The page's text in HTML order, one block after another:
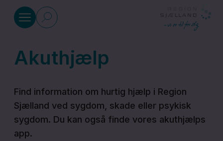
Sundhed
Akuthjælp
Alt hvad
Akuthjælp
Find information om hurtig hjælp i Region
Sjælland ved sygdom, skade eller psykisk
sygdom. Du kan også finde vores akuthjælps
app.